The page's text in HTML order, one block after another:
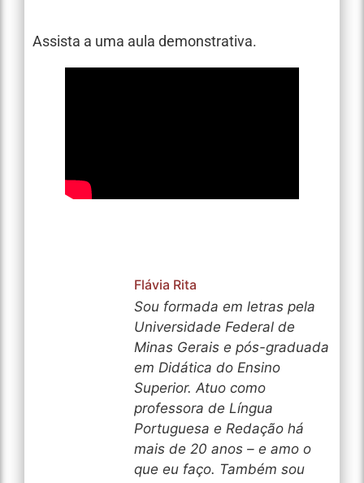
Assista a uma aula demonstrativa.
Flávia Rita
Sou formada em letras pela
Universidade Federal de
Minas Gerais e pós-graduada
em Didática do Ensino
Superior. Atuo como
professora de Língua
Portuguesa e Redação há
mais de 20 anos – e amo o
que eu faço. Também sou